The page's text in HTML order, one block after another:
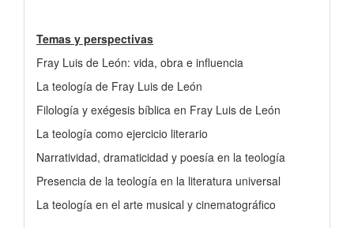
Temas y perspectivas
Fray Luis de León: vida, obra e influencia
La teología de Fray Luis de León
Filología y exégesis bíblica en Fray Luis de León
La teología como ejercicio literario
Narratividad, dramaticidad y poesía en la teología
Presencia de la teología en la literatura universal
La teología en el arte musical y cinematográfico